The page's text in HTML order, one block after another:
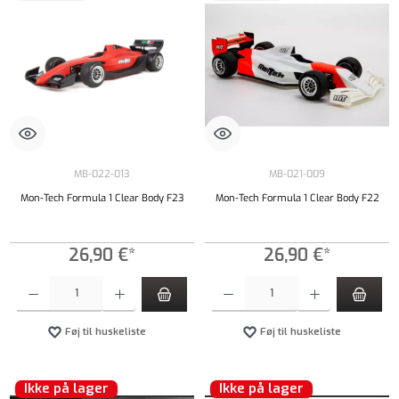
MB-022-013
Mon-Tech Formula 1 Clear Body F23
26,90 €*
Føj til huskeliste
MB-021-009
Mon-Tech Formula 1 Clear Body F22
26,90 €*
Føj til huskeliste
Ikke på lager Ikke på lager